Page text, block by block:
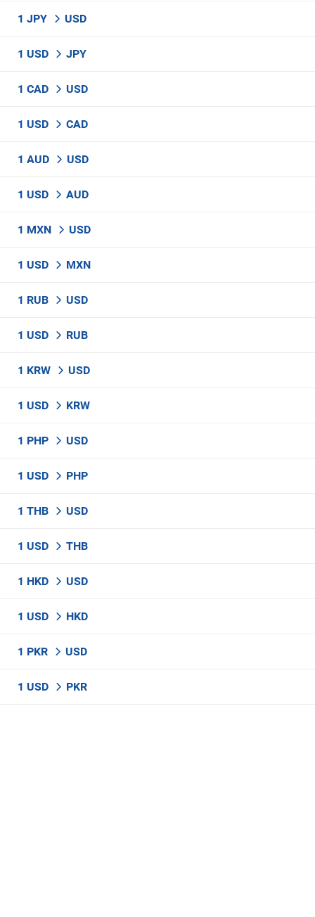
1 JPY USD
1 USD JPY
1 CAD USD
1 USD CAD
1 AUD USD
1 USD AUD
1 MXN USD
1 USD MXN
1 RUB USD
1 USD RUB
1 KRW USD
1 USD KRW
1 PHP USD
1 USD PHP
1 THB USD
1 USD THB
1 HKD USD
1 USD HKD
1 PKR USD
1 USD PKR